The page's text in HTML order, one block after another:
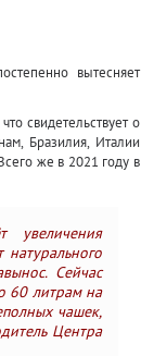
вытесняет
свидетельствует о
Бразилия, Италии
же в 2021 году в
Сейчас
60 литрам на
чашек,
Центра